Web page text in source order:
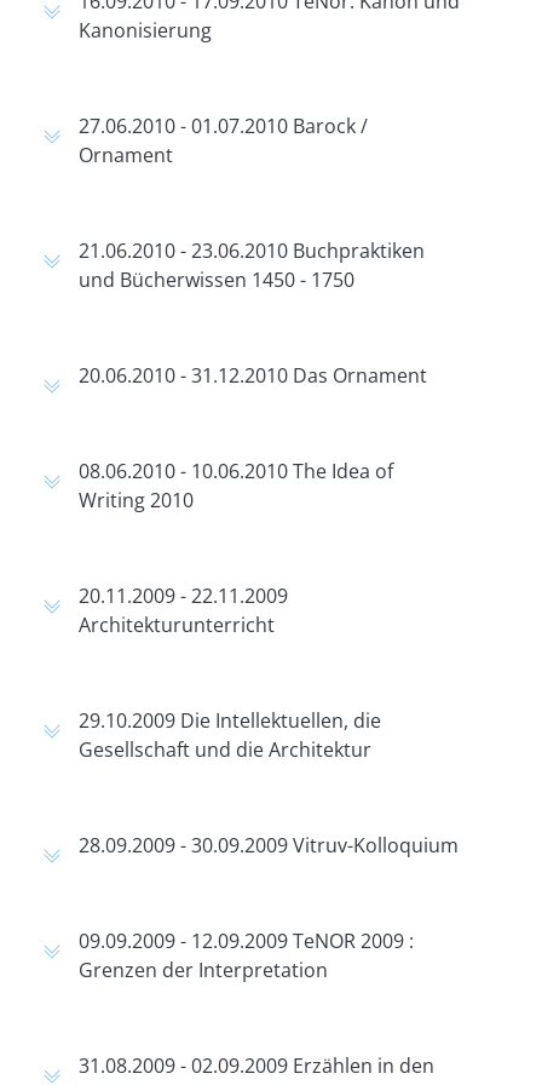
Kanonisierung
27.06.2010 - 01.07.2010 Barock /
Ornament
21.06.2010 - 23.06.2010 Buchpraktiken
und Bücherwissen 1450 - 1750
20.06.2010 - 31.12.2010 Das Ornament
08.06.2010 - 10.06.2010 The Idea of
Writing 2010
20.11.2009 - 22.11.2009
Architekturunterricht
29.10.2009 Die Intellektuellen, die
Gesellschaft und die Architektur
28.09.2009 - 30.09.2009 Vitruv-Kolloquium
09.09.2009 - 12.09.2009 TeNOR 2009 :
Grenzen der Interpretation
31.08.2009 - 02.09.2009 Erzählen in den